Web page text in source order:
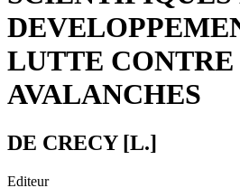
LUTTE CONTRE
AVALANCHES
DE CRECY [L.]
Editeur